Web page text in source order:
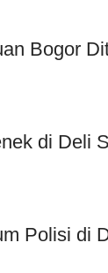
Bogor
di Deli
Polisi di